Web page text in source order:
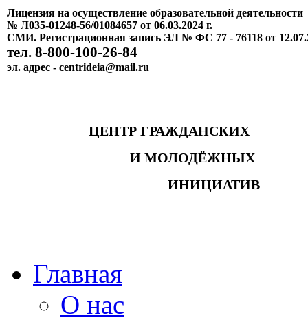
Лицензия на осуществление образовательной деятельности
№ Л035-01248-56/01084657 от 06.03.2024 г.
СМИ. Регистрационная запись ЭЛ № ФС 77 - 76118 от
тел. 8-800-100-26-84
эл. адрес - centrideia@mail.ru
ЦЕНТР ГРАЖДАНСКИХ
И МОЛОДЁЖНЫХ
ИНИЦИАТИВ
Главная
О нас